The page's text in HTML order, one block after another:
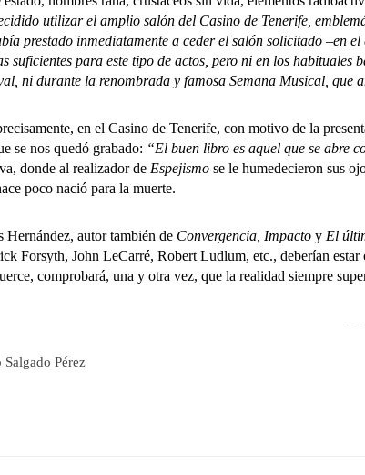
utilizar el amplio salón del Casino de Tenerife,
prestado inmediatamente a ceder el salón solicitado –en
suficientes para este tipo de actos, pero ni en los
ni durante la renombrada y famosa Semana Musical,
en el Casino de Tenerife, con motivo de la
se nos quedó grabado: “El buen libro es aquel que se abre
donde al realizador de Espejismo se le humedecieron sus
poco nació para la muerte.
autor también de Convergencia, Impacto y El
Forsyth, John LeCarré, Robert Ludlum, etc., deberían
comprobará, una y otra vez, que la realidad siempre
–
Pérez